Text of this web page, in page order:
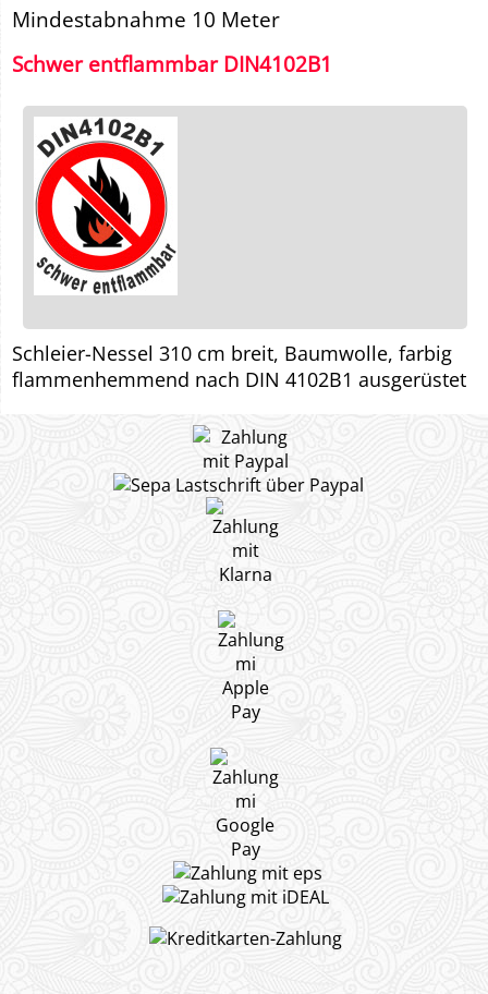
Mindestabnahme 10 Meter
Schwer entflammbar DIN4102B1
Schleier-Nessel 310 cm breit, Baumwolle, farbig
flammenhemmend nach DIN 4102B1 ausgerüstet